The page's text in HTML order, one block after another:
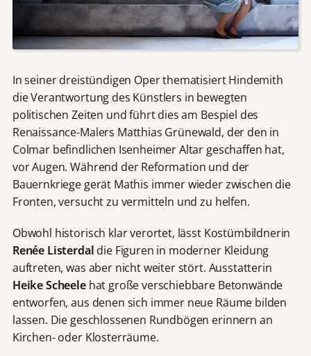
In seiner dreistündigen Oper thematisiert Hindemith
die Verantwortung des Künstlers in bewegten
politischen Zeiten und führt dies am Bespiel des
Renaissance-Malers Matthias Grünewald, der den in
Colmar befindlichen Isenheimer Altar geschaffen hat,
vor Augen. Während der Reformation und der
Bauernkriege gerät Mathis immer wieder zwischen die
Fronten, versucht zu vermitteln und zu helfen.
Obwohl historisch klar verortet, lässt Kostümbildnerin
Renée Listerdal die Figuren in moderner Kleidung
auftreten, was aber nicht weiter stört. Ausstatterin
Heike Scheelehat große verschiebbare Betonwände
entworfen, aus denen sich immer neue Räume bilden
lassen. Die geschlossenen Rundbögen erinnern an
Kirchen- oder Klosterräume.